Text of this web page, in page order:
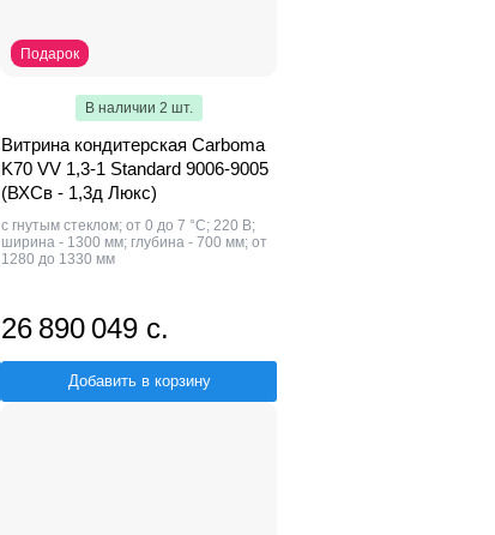
Подарок
В наличии 2 шт.
Витрина кондитерская Carboma
K70 VV 1,3-1 Standard 9006-9005
(ВХСв - 1,3д Люкс)
с гнутым стеклом; от 0 до 7 °С; 220 В;
ширина - 1300 мм; глубина - 700 мм; от
1280 до 1330 мм
26 890 049 с.
Добавить в корзину